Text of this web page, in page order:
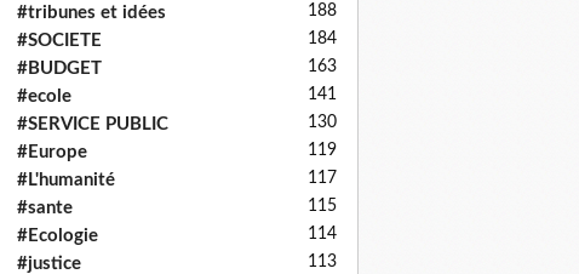
#tribunes et idées 188
#SOCIETE 184
#BUDGET 163
#ecole 141
#SERVICE PUBLIC 130
#Europe 119
#L'humanité 117
#sante 115
#Ecologie 114
#justice 113